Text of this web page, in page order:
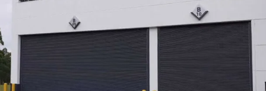
Automatizadores
Acessórios Para Portas de
Enrolar
Pintura eletrostática
Portfólio
Contato